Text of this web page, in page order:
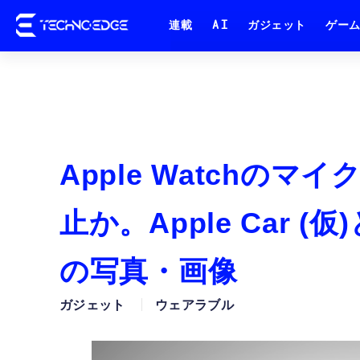
連載 AI ガジェット ゲーム
Apple Watchのマイ
止か。Apple Car (仮)
の写真・画像
ガジェット ウェアラブル